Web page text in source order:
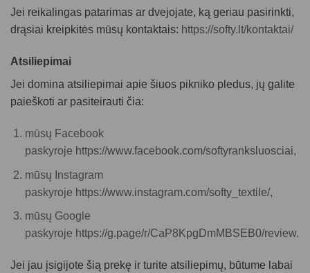
Jei reikalingas patarimas ar dvejojate, ką geriau pasirinkti,
drąsiai kreipkitės mūsų kontaktais: https://softy.lt/kontaktai/
Atsiliepimai
Jei domina atsiliepimai apie šiuos pikniko pledus, jų galite
paieškoti ar pasiteirauti čia:
mūsų Facebook
paskyroje https://www.facebook.com/softyranksluosciai,
mūsų Instagram
paskyroje https://www.instagram.com/softy_textile/,
mūsų Google
paskyroje https://g.page/r/CaP8KpgDmMBSEB0/review.
Jei jau įsigijote šią prekę ir turite atsiliepimų, būtume labai